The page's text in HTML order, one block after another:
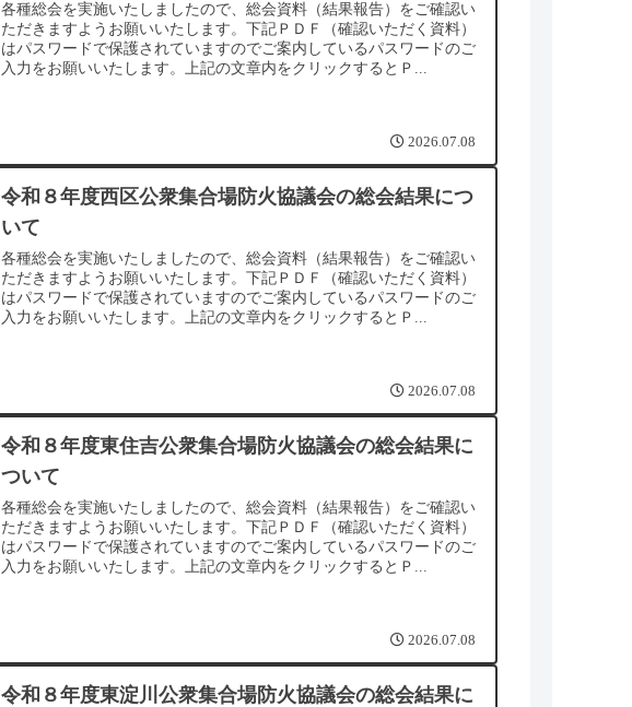
各種総会を実施いたしましたので、総会資料（結果報告）をご確認い
ただきますようお願いいたします。下記ＰＤＦ（確認いただく資料）
はパスワードで保護されていますのでご案内しているパスワードのご
入力をお願いいたします。上記の文章内をクリックするとＰ...
2026.07.08
令和８年度西区公衆集合場防火協議会の総会結果につ
いて
各種総会を実施いたしましたので、総会資料（結果報告）をご確認い
ただきますようお願いいたします。下記ＰＤＦ（確認いただく資料）
はパスワードで保護されていますのでご案内しているパスワードのご
入力をお願いいたします。上記の文章内をクリックするとＰ...
2026.07.08
令和８年度東住吉公衆集合場防火協議会の総会結果に
ついて
各種総会を実施いたしましたので、総会資料（結果報告）をご確認い
ただきますようお願いいたします。下記ＰＤＦ（確認いただく資料）
はパスワードで保護されていますのでご案内しているパスワードのご
入力をお願いいたします。上記の文章内をクリックするとＰ...
2026.07.08
令和８年度東淀川公衆集合場防火協議会の総会結果に